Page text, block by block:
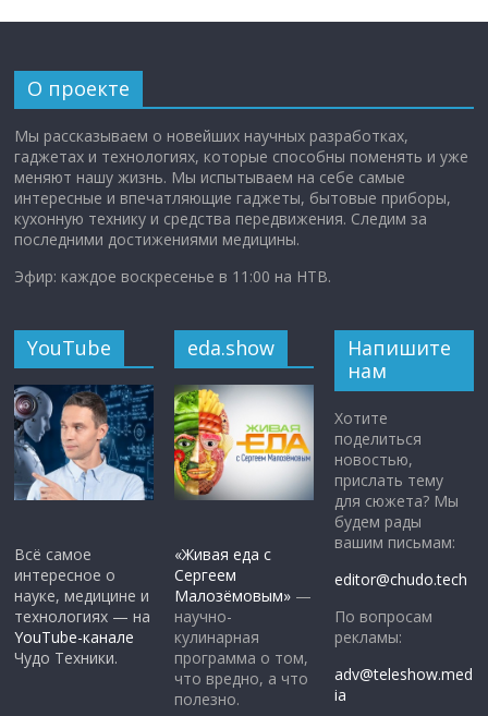
О проекте
Мы рассказываем о новейших научных разработках,
гаджетах и технологиях, которые способны поменять и уже
меняют нашу жизнь. Мы испытываем на себе самые
интересные и впечатляющие гаджеты, бытовые приборы,
кухонную технику и средства передвижения. Следим за
последними достижениями медицины.
Эфир: каждое воскресенье в 11:00 на НТВ.
YouTube
Всё самое
интересное о
науке, медицине и
технологиях — на
YouTube-канале
Чудо Техники.
eda.show
«Живая еда с
Сергеем
Малозёмовым» —
научно-
кулинарная
программа о том,
что вредно, а что
полезно.
Напишите
нам
Хотите
поделиться
новостью,
прислать тему
для сюжета? Мы
будем рады
вашим письмам:
editor@chudo.tech
По вопросам
рекламы:
adv@teleshow.med
ia